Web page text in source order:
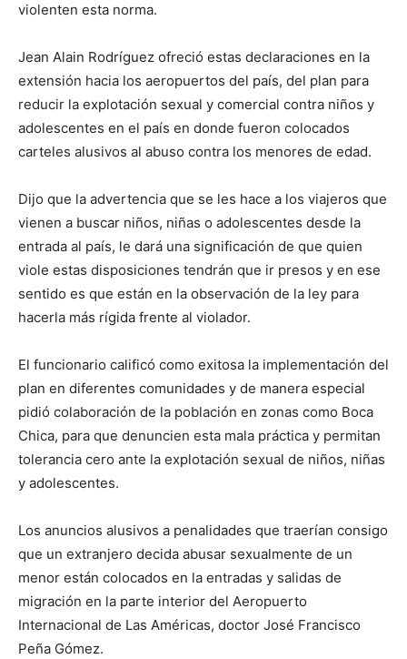
violenten esta norma.
Jean Alain Rodríguez ofreció estas declaraciones en la
extensión hacia los aeropuertos del país, del plan para
reducir la explotación sexual y comercial contra niños y
adolescentes en el país en donde fueron colocados
carteles alusivos al abuso contra los menores de edad.
Dijo que la advertencia que se les hace a los viajeros que
vienen a buscar niños, niñas o adolescentes desde la
entrada al país, le dará una significación de que quien
viole estas disposiciones tendrán que ir presos y en ese
sentido es que están en la observación de la ley para
hacerla más rígida frente al violador.
El funcionario calificó como exitosa la implementación del
plan en diferentes comunidades y de manera especial
pidió colaboración de la población en zonas como Boca
Chica, para que denuncien esta mala práctica y permitan
tolerancia cero ante la explotación sexual de niños, niñas
y adolescentes.
Los anuncios alusivos a penalidades que traerían consigo
que un extranjero decida abusar sexualmente de un
menor están colocados en la entradas y salidas de
migración en la parte interior del Aeropuerto
Internacional de Las Américas, doctor José Francisco
Peña Gómez.